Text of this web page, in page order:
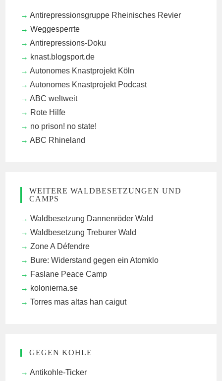
Antirepressionsgruppe Rheinisches Revier
Weggesperrte
Antirepressions-Doku
knast.blogsport.de
Autonomes Knastprojekt Köln
Autonomes Knastprojekt Podcast
ABC weltweit
Rote Hilfe
no prison! no state!
ABC Rhineland
WEITERE WALDBESETZUNGEN UND
CAMPS
Waldbesetzung Dannenröder Wald
Waldbesetzung Treburer Wald
Zone A Défendre
Bure: Widerstand gegen ein Atomklo
Faslane Peace Camp
kolonierna.se
Torres mas altas han caigut
GEGEN KOHLE
Antikohle-Ticker